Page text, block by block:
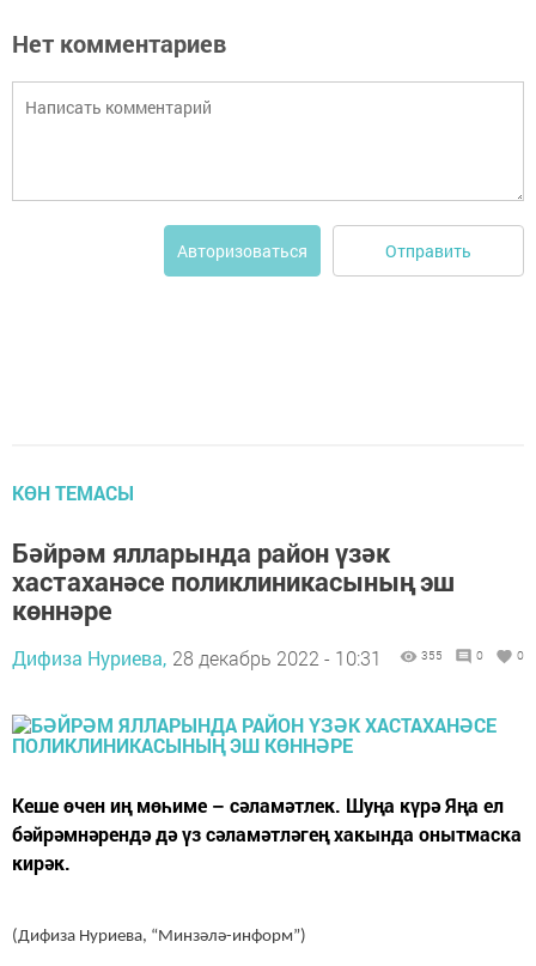
Нет комментариев
Авторизоваться Отправить
КӨН ТЕМАСЫ
Бәйрәм ялларында район үзәк
хастаханәсе поликлиникасының эш
көннәре
Дифиза Нуриева, 28 декабрь 2022 - 10:31 355 0 0
Кеше өчен иң мөһиме – сәламәтлек. Шуңа күрә Яңа ел
бәйрәмнәрендә дә үз сәламәтләгең хакында онытмаска
кирәк.
(Дифиза Нуриева, “Минзәлә-информ”)